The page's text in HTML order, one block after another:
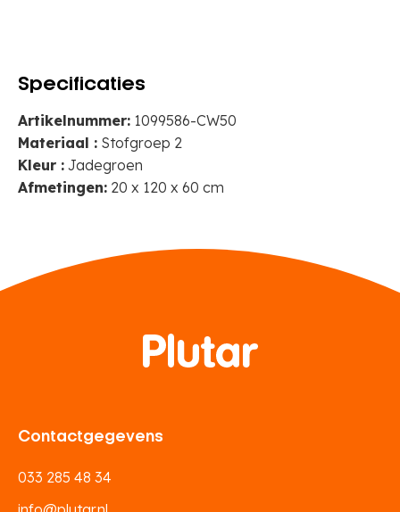
Specificaties
Artikelnummer: 1099586-CW50
Materiaal : Stofgroep 2
Kleur : Jadegroen
Afmetingen: 20 x 120 x 60 cm
Contactgegevens
033 285 48 34